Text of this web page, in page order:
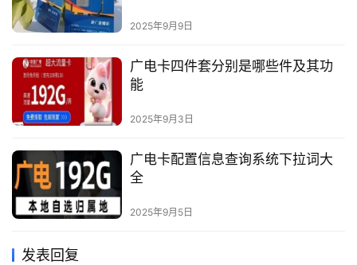
2025年9月9日
广电卡四件套分别是哪些件及其功
能
2025年9月3日
广电卡配置信息查询系统下拉词大
全
2025年9月5日
发表回复